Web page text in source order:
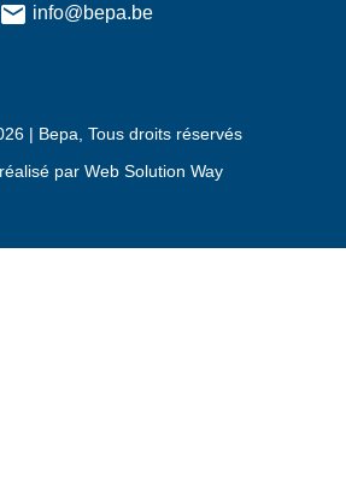
info@bepa.be
| Bepa, Tous droits réservés
par Web Solution Way